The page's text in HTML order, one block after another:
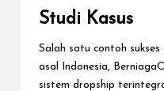
Studi Kasus
Salah satu contoh
asal Indonesia,
sistem dropship